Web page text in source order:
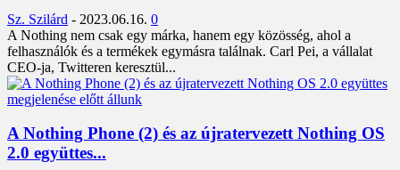
Sz. Szilárd - 2023.06.16. 0
A Nothing nem csak egy márka, hanem egy közösség, ahol a
felhasználók és a termékek egymásra találnak. Carl Pei, a vállalat
CEO-ja, Twitteren keresztül...
A Nothing Phone (2) és az újratervezett Nothing OS
2.0 együttes...